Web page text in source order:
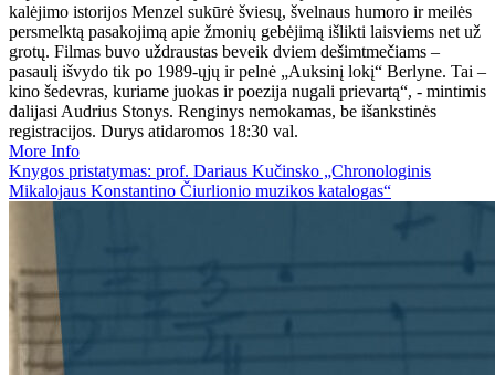
kalėjimo istorijos Menzel sukūrė šviesų, švelnaus humoro ir meilės
persmelktą pasakojimą apie žmonių gebėjimą išlikti laisviems net už
grotų. Filmas buvo uždraustas beveik dviem dešimtmečiams –
pasaulį išvydo tik po 1989-ųjų ir pelnė „Auksinį lokį“ Berlyne. Tai –
kino šedevras, kuriame juokas ir poezija nugali prievartą“, - mintimis
dalijasi Audrius Stonys. Renginys nemokamas, be išankstinės
registracijos. Durys atidaromos 18:30 val.
More Info
Knygos pristatymas: prof. Dariaus Kučinsko „Chronologinis
Mikalojaus Konstantino Čiurlionio muzikos katalogas“